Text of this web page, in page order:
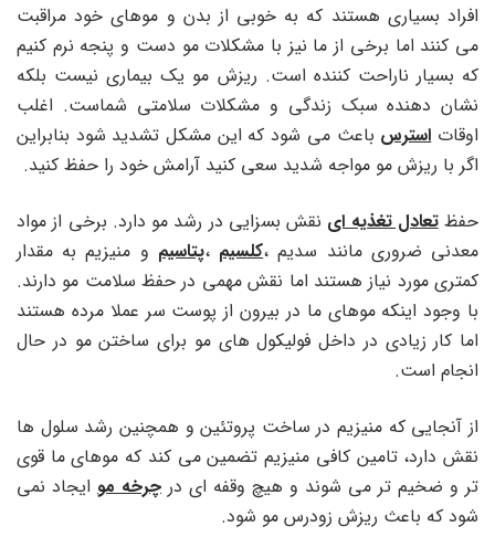
افراد بسیاری هستند که به خوبی از بدن و موهای خود مراقبت
می کنند اما برخی از ما نیز با مشکلات مو دست و پنجه نرم کنیم
که بسیار ناراحت کننده است. ریزش مو یک بیماری نیست بلکه
نشان دهنده سبک زندگی و مشکلات سلامتی شماست. اغلب
اوقاتاسترس باعث می شود که این مشکل تشدید شود بنابراین
اگر با ریزش مو مواجه شدید سعی کنید آرامش خود را حفظ کنید.
حفظتعادل تغذیه ای نقش بسزایی در رشد مو دارد. برخی از مواد
معدنی ضروری مانند سدیم ،کلسیم ،پتاسیم و منیزیم به مقدار
کمتری مورد نیاز هستند اما نقش مهمی در حفظ سلامت مو دارند.
با وجود اینکه موهای ما در بیرون از پوست سر عملا مرده هستند
اما کار زیادی در داخل فولیکول های مو برای ساختن مو در حال
انجام است.
از آنجایی که منیزیم در ساخت پروتئین و همچنین رشد سلول ها
نقش دارد، تامین کافی منیزیم تضمین می کند که موهای ما قوی
تر و ضخیم تر می شوند و هیچ وقفه ای در چرخه مو ایجاد نمی
شود که باعث ریزش زودرس مو شود.